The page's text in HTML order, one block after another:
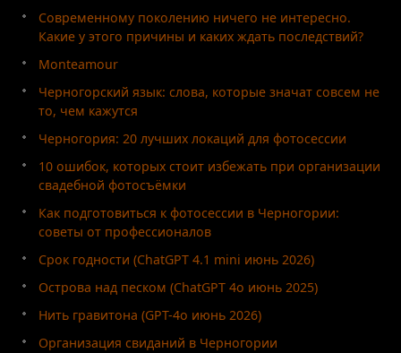
Современному поколению ничего не интересно.
Какие у этого причины и каких ждать последствий?
Monteamour
Черногорский язык: слова, которые значат совсем не
то, чем кажутся
Черногория: 20 лучших локаций для фотосессии
10 ошибок, которых стоит избежать при организации
свадебной фотосъёмки
Как подготовиться к фотосессии в Черногории:
советы от профессионалов
Срок годности (ChatGPT 4.1 mini июнь 2026)
Острова над песком (ChatGPT 4o июнь 2025)
Нить гравитона (GPT-4o июнь 2026)
Организация свиданий в Черногории